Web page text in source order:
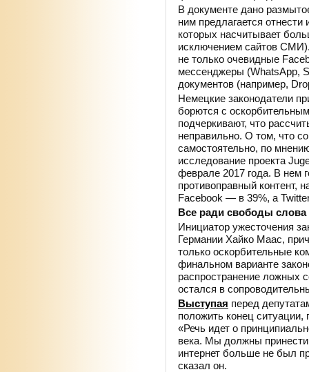
В документе дано
ним предлагается отнести
которых насчитывает
исключением сайтов
не только очевидные
мессенджеры (WhatsApp,
документов (например,
Немецкие законодатели
борются с
подчеркивают, что
неправильно. О том, что
самостоятельно, по
исследование проекта
феврале 2017 года. В нем
противоправный контент,
Facebook — в 39%, а
Все ради свободы слова
Инициатор ужесточения
Германии Хайко Маас,
только оскорбительные
финальном варианте
распространение ложных
остался в
Выступая перед
положить конец ситуации,
«Речь идет о
века. Мы должны
интернет больше не был
сказал он.